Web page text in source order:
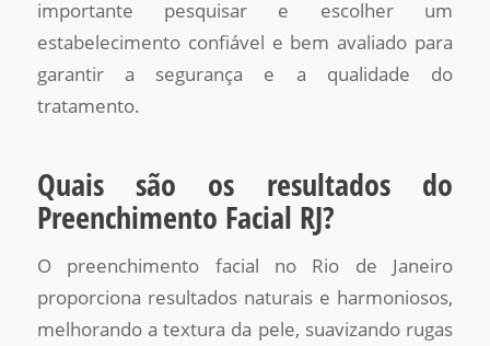
importante pesquisar e escolher um
estabelecimento confiável e bem avaliado para
garantir a segurança e a qualidade do
tratamento.
Quais são os resultados do
Preenchimento Facial RJ?
O preenchimento facial no Rio de Janeiro
proporciona resultados naturais e harmoniosos,
melhorando a textura da pele, suavizando rugas